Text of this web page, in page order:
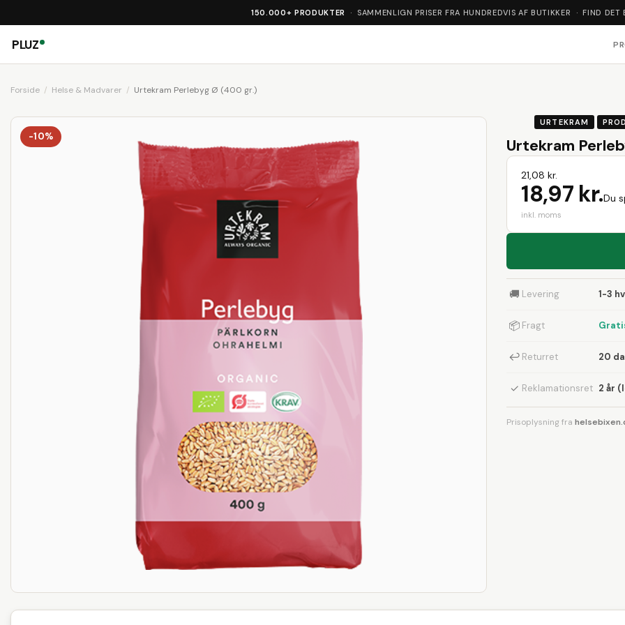
150.000+ PRODUKTER · SAMMENLIGN PRISER FRA HUNDREDVIS AF BUTIKKER · FIND DET
PLUZ
Forside Helse & Madvarer Urtekram Perlebyg Ø (400 gr.)
-10%
URTEKRAM
Urtekram
21,08 kr.
18,97 kr.Du
inkl. moms
🚚 Levering 1-3
📦 Fragt
↩ Returret 20
✓ Reklamationsret 2 år
Prisoplysning fra